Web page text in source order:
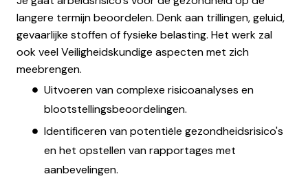
langere termijn beoordelen. Denk aan trillingen, geluid,
gevaarlijke stoffen of fysieke belasting. Het werk zal
ook veel Veiligheidskundige aspecten met zich
meebrengen.
Uitvoeren van complexe risicoanalyses en
blootstellingsbeoordelingen.
Identificeren van potentiële gezondheidsrisico's
en het opstellen van rapportages met
aanbevelingen.